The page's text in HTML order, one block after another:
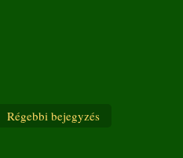
Régebbi bejegyzés